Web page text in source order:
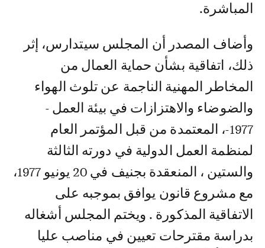
المباشرة.
وأضاف المصدر أن المجلس سيتدارس، إثر
ذلك، اتفاقية بشأن حماية العمال من
المخاطر المهنية الناجمة عن تلوث الهواء
والضوضاء والاهتزازات في بيئة العمل -
1977-، المعتمدة من قبل المؤتمر العام
لمنظمة العمل الدولية في دورته الثالثة
والستين ، المنعقدة بجنيف في 20 يونيو 1977،
مع مشروع قانون يوافق بموجبه على
الاتفاقية المذكورة . ويختم المجلس أشغاله
بدراسة مقترحات تعيين في مناصب عليا